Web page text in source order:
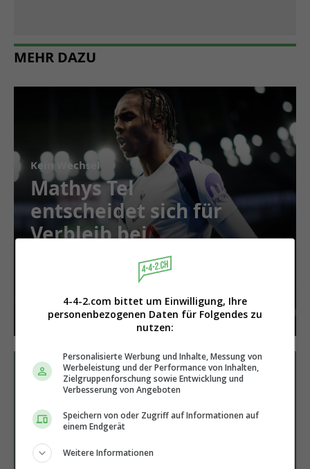
MEHR DAZU
Kein Wechsel
Mathys Tel
entscheidet sich für
Verbleib bei
4-4-2.com bittet um Einwilligung, Ihre
personenbezogenen Daten für Folgendes zu
nutzen:
Personalisierte Werbung und Inhalte, Messung von
Werbeleistung und der Performance von Inhalten,
Zielgruppenforschung sowie Entwicklung und
Verbesserung von Angeboten
Speichern von oder Zugriff auf Informationen auf
einem Endgerät
Weitere Informationen